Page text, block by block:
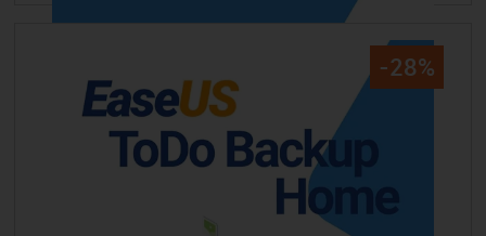
-28%